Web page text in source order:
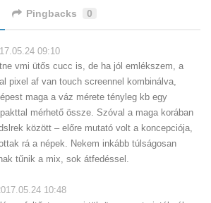
Pingbacks 0
09:10
vmi ütős cucc is, de ha jól emlékszem, a
pixel af van touch screennel kombinálva,
maga a váz mérete tényleg kb egy
mérhető össze. Szóval a maga korában
között – előre mutató volt a koncepciója,
rá a népek. Nekem inkább túlságosan
tűnik a mix, sok átfedéssel.
10:48